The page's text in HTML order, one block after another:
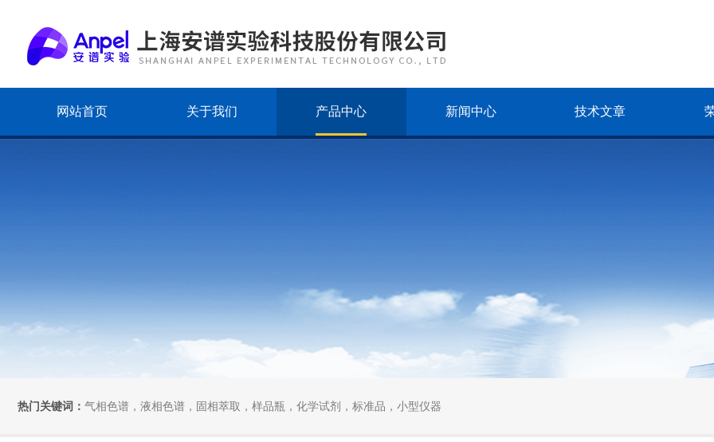
网站首页 关于我们 产品中心 新闻中心 技术文章
热门关键词： 气相色谱，液相色谱，固相萃取，样品瓶，化学试剂，标准品，小型仪器